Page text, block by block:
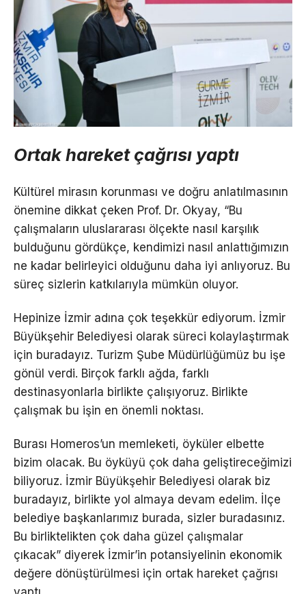
Ortak hareket çağrısı yaptı
Kültürel mirasın korunması ve doğru anlatılmasının
önemine dikkat çeken Prof. Dr. Okyay, “Bu
çalışmaların uluslararası ölçekte nasıl karşılık
bulduğunu gördükçe, kendimizi nasıl anlattığımızın
ne kadar belirleyici olduğunu daha iyi anlıyoruz. Bu
süreç sizlerin katkılarıyla mümkün oluyor.
Hepinize İzmir adına çok teşekkür ediyorum. İzmir
Büyükşehir Belediyesi olarak süreci kolaylaştırmak
için buradayız. Turizm Şube Müdürlüğümüz bu işe
gönül verdi. Birçok farklı ağda, farklı
destinasyonlarla birlikte çalışıyoruz. Birlikte
çalışmak bu işin en önemli noktası.
Burası Homeros’un memleketi, öyküler elbette
bizim olacak. Bu öyküyü çok daha geliştireceğimizi
biliyoruz. İzmir Büyükşehir Belediyesi olarak biz
buradayız, birlikte yol almaya devam edelim. İlçe
belediye başkanlarımız burada, sizler buradasınız.
Bu birliktelikten çok daha güzel çalışmalar
çıkacak” diyerek İzmir’in potansiyelinin ekonomik
değere dönüştürülmesi için ortak hareket çağrısı